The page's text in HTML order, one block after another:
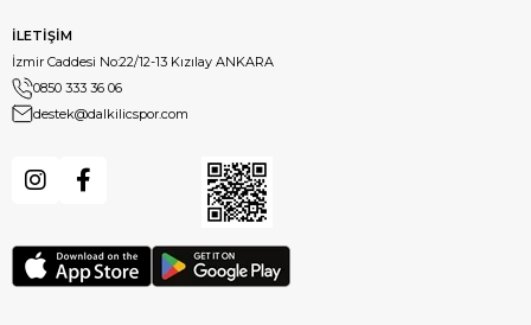
İLETİŞİM
İzmir Caddesi No:22/12-13 Kızılay ANKARA
0850 333 36 06
destek@dalkilicspor.com